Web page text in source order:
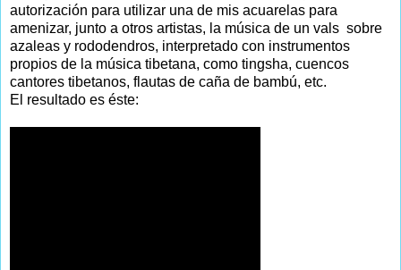
autorización para utilizar una de mis acuarelas para
amenizar, junto a otros artistas, la música de un vals sobre
azaleas y rododendros, interpretado con instrumentos
propios de la música tibetana, como tingsha, cuencos
cantores tibetanos, flautas de caña de bambú, etc.
El resultado es éste: